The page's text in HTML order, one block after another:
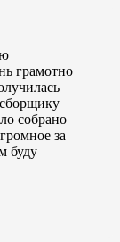
грамотно
собрано
за
буду